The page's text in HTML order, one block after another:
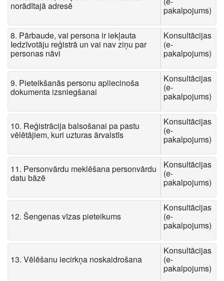
norādītajā adresē pakalpojums)
8. Pārbaude, vai persona ir iekļauta
Iedzīvotāju reģistrā un vai nav ziņu par
personas nāvi
Konsultācijas
(e-
pakalpojums)
9. Pieteikšanās personu apliecinoša
dokumenta izsniegšanai
Konsultācijas
(e-
pakalpojums)
10. Reģistrācija balsošanai pa pastu
vēlētājiem, kuri uzturas ārvalstīs
Konsultācijas
(e-
pakalpojums)
11. Personvārdu meklēšana personvārdu
datu bāzē
Konsultācijas
(e-
pakalpojums)
12. Šengenas vīzas pieteikums
Konsultācijas
(e-
pakalpojums)
13. Vēlēšanu iecirkņa noskaidrošana
Konsultācijas
(e-
pakalpojums)